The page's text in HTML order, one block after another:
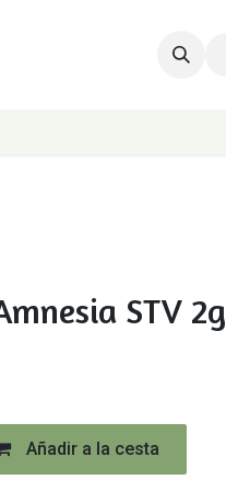
STV 2g
Añadir a la cesta